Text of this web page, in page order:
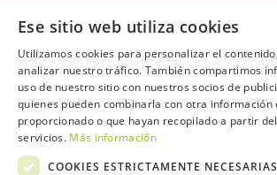
Trabaja con nosotros
2026 ©NextCaddy.
Términos y Condiciones
Meteo ©AEMET
Ese sitio web utiliza cookies
Utilizamos cookies para personalizar el
analizar nuestro tráfico. También compartimos
uso de nuestro sitio con nuestros socios de
quienes pueden combinarla con otra información
proporcionado o que hayan recopilado a partir
servicios. Más información
COOKIES ESTRICTAMENTE NECESARIAS